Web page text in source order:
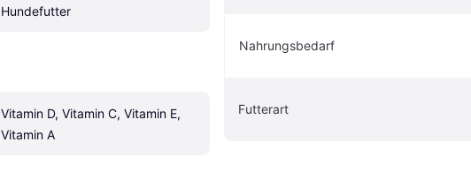
Hundefutter
Vitamin D, Vitamin C, Vitamin E,
Vitamin A
Nahrungsbedarf
Futterart